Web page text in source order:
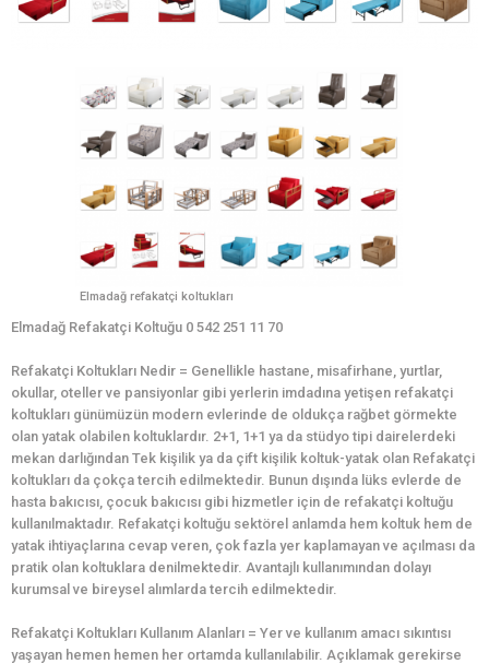
Elmadağ refakatçi koltukları
Elmadağ Refakatçi Koltuğu 0 542 251 11 70
Refakatçi Koltukları Nedir = Genellikle hastane, misafirhane, yurtlar,
okullar, oteller ve pansiyonlar gibi yerlerin imdadına yetişen refakatçi
koltukları günümüzün modern evlerinde de oldukça rağbet görmekte
olan yatak olabilen koltuklardır. 2+1, 1+1 ya da stüdyo tipi dairelerdeki
mekan darlığından Tek kişilik ya da çift kişilik koltuk-yatak olan Refakatçi
koltukları da çokça tercih edilmektedir. Bunun dışında lüks evlerde de
hasta bakıcısı, çocuk bakıcısı gibi hizmetler için de refakatçi koltuğu
kullanılmaktadır. Refakatçi koltuğu sektörel anlamda hem koltuk hem de
yatak ihtiyaçlarına cevap veren, çok fazla yer kaplamayan ve açılması da
pratik olan koltuklara denilmektedir. Avantajlı kullanımından dolayı
kurumsal ve bireysel alımlarda tercih edilmektedir.
Refakatçi Koltukları Kullanım Alanları = Yer ve kullanım amacı sıkıntısı
yaşayan hemen hemen her ortamda kullanılabilir. Açıklamak gerekirse